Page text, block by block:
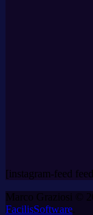
[instagram-feed
Marco Graziosi ©
FacilisSoftware